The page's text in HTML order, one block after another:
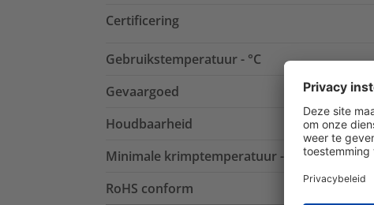
Certificering
Gebruikstemperatuur - °C
Gevaargoed
Houdbaarheid
Minimale krimptemperatuur - °C
RoHS conform